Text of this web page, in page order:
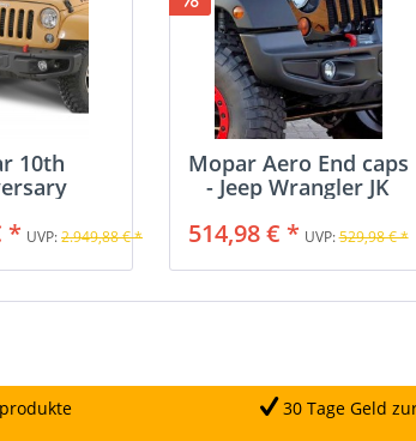
10th
* UVP:2.949,88 € *
Mopar Aero End caps
- Jeep Wrangler JK
514,98 € * UVP:529,98 € *
30 Tage Geld